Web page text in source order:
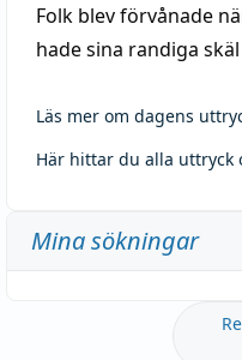
Folk blev förvånade
hade sina randiga skäl
Läs mer om dagens
Här hittar du alla uttryck
Mina sökningar